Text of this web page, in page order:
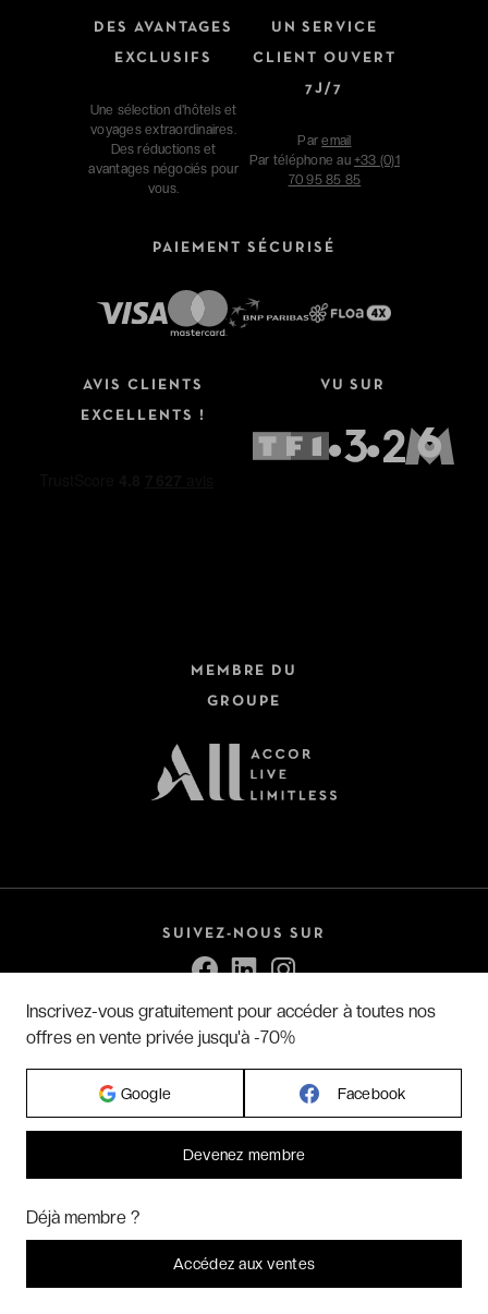
DES AVANTAGES
EXCLUSIFS
Une sélection d'hôtels et
voyages extraordinaires.
Des réductions et
avantages négociés pour
vous.
UN SERVICE
CLIENT OUVERT
7J/7
Paremail
Par téléphone au +33 (0)1
70 95 85 85
PAIEMENT SÉCURISÉ
AVIS CLIENTS
EXCELLENTS !
VU SUR
MEMBRE DU
GROUPE
SUIVEZ-NOUS SUR
RETROUVEZ NOS APPS MOBILE
Offrez le cadeau idéal !
Inscrivez-vous gratuitement pour accéder à toutes nos
offres en vente privée jusqu'à -70%
Google Facebook
Devenez membre
Déjà membre ?
Accédez aux ventes
Marketing? Vous pouvez toujours modifier ou retirer votre
Je refuse C'est bon.